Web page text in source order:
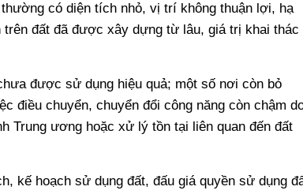
có diện tích nhỏ, vị trí không thuận lợi, hạ
đất đã được xây dựng từ lâu, giá trị khai thác
được sử dụng hiệu quả; một số nơi còn bỏ
điều chuyển, chuyển đổi công năng còn chậm
Trung ương hoặc xử lý tồn tại liên quan đến đất
kế hoạch sử dụng đất, đấu giá quyền sử dụng